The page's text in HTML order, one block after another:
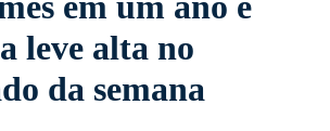
leve alta no
da semana